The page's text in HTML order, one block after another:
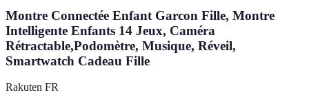
Montre Connectée Enfant Garcon Fille, Montre
Intelligente Enfants 14 Jeux, Caméra
Rétractable,Podomètre, Musique, Réveil,
Smartwatch Cadeau Fille
Rakuten FR